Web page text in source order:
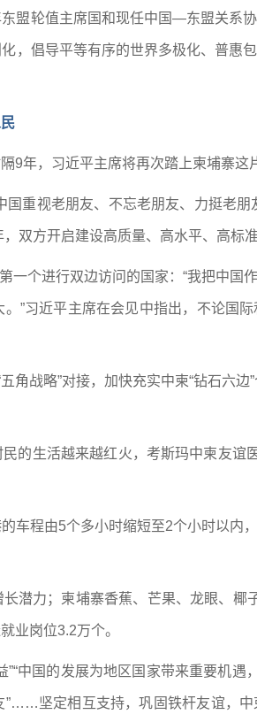
盟轮值主席国和现任中国—东盟关系
，倡导平等有序的世界多极化、普惠
9年，习近平主席将再次踏上柬埔寨这
重视老朋友、不忘老朋友、力挺老
双方开启建设高质量、高水平、高标
一个进行双边访问的国家：“我把中国
”习近平主席在会见中指出，不论国
角战略”对接，加快充实中柬“钻石六
生活越来越红火，考斯玛中柬友谊
程由5个多小时缩短至2个小时以内
力；柬埔寨香蕉、芒果、龙眼、椰
业岗位3.2万个。
中国的发展为地区国家带来重要机
坚定相互支持，巩固铁杆友谊，